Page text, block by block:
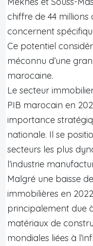
chiffre de 44 millions
concernent
Ce potentiel
méconnu d’une
marocaine.
Le secteur
PIB marocain en
importance
nationale. Il se
secteurs les plus
l’industrie
Malgré une baisse
immobilières en
principalement due
matériaux de
mondiales liées à